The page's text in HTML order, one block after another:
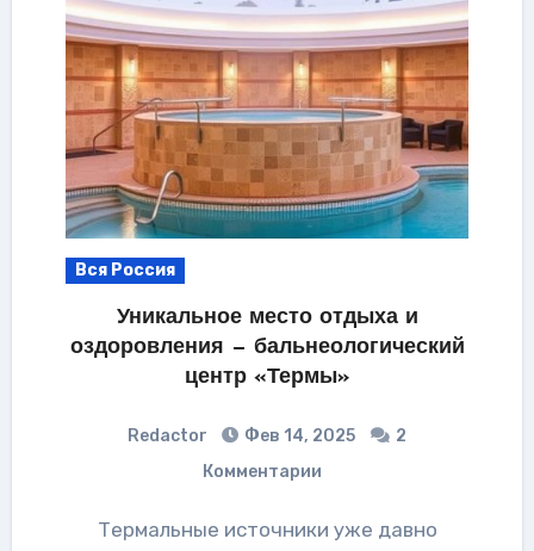
Вся Россия
Уникальное место отдыха и
оздоровления — бальнеологический
центр «Термы»
Redactor Фев 14, 2025
2
Комментарии
Термальные источники уже давно